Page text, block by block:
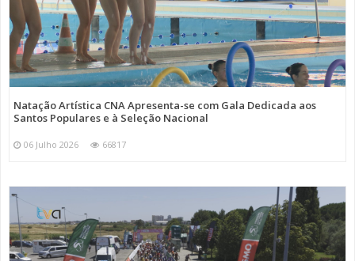
Natação Artística CNA Apresenta-se com Gala Dedicada aos
Santos Populares e à Seleção Nacional
06 Julho 2026 66817